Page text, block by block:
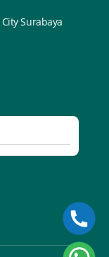
Surabaya